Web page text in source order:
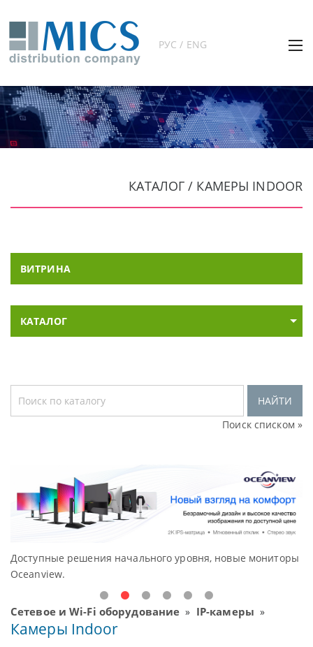
РУС / ENG
КАТАЛОГ / КАМЕРЫ INDOOR
ВИТРИНА
КАТАЛОГ
НАЙТИ
Поиск списком »
Доступные решения начального уровня, новые мониторы
Oceanview.
Сетевое и Wi-Fi оборудование » IP-камеры »
Камеры Indoor